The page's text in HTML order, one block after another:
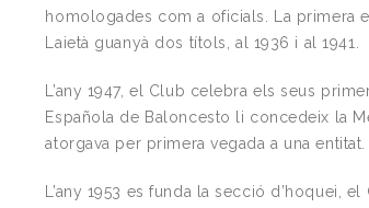
homologades com a oficials. La primera
Laietà guanyà dos títols, al 1936 i al 1941.
L’any 1947, el Club celebra els seus
Española de Baloncesto li concedeix la
atorgava per primera vegada a una entitat.
L’any 1953 es funda la secció d’hoquei,